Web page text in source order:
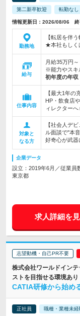
第二新卒歓迎 転勤なし
情報更新日：2026/08/06 終
勤務地
【転居を伴
★本社もしく
給与
月給35万円
※能力やスキ
初年度の年収
仕事内容
【最大1年
HP・飲食店
ィレクターへ
対象と
なる方
【社会人デ
ル面談で"本
好奇心が武
企業データ
設立：2019年6月／従業員
東京都
求人詳細を
志望動機・自己PR不要
株式会社ワールドイン
ストを目指せる環境あり
CATIA研修から始め
正社員 職種・業種未経